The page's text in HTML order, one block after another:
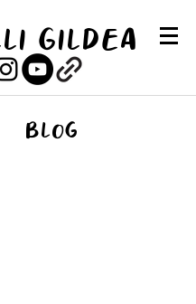
Gildea
Blog